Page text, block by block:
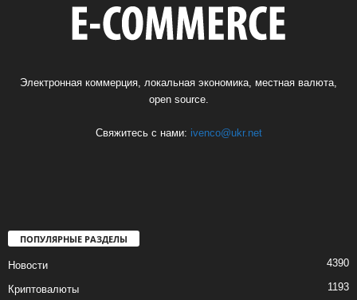
Электронная коммерция, локальная экономика, местная валюта,
open source.
Свяжитесь с нами: ivenco@ukr.net
ПОПУЛЯРНЫЕ РАЗДЕЛЫ
Новости 4390
Криптовалюты 1193